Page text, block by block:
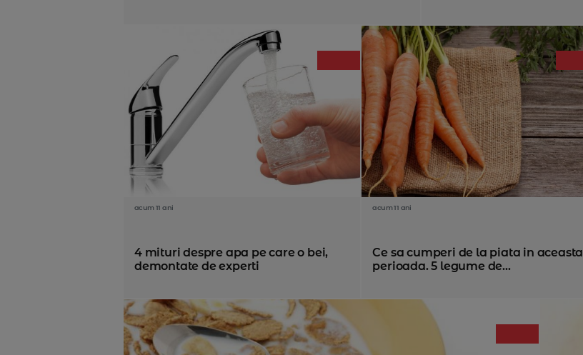
acum 11 ani
4 mituri despre apa pe care o bei,
demontate de experti
acum 11 ani
Ce sa cumperi de la piata in aceasta
perioada. 5 legume de...